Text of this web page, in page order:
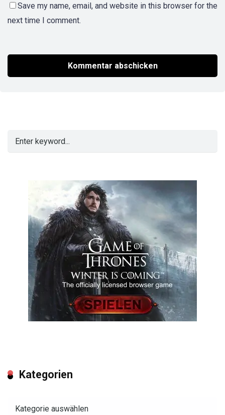
Save my name, email, and website in this browser for the
next time I comment.
Kategorien